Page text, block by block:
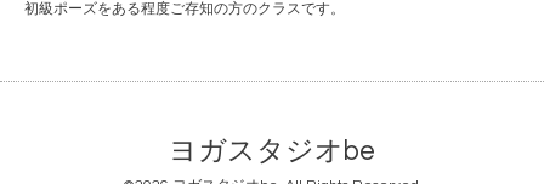
初級ポーズをある程度ご存知の方のクラスです。
ヨガスタジオbe